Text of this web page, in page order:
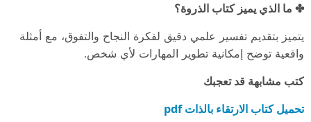
✤ ما الذي يميز كتاب الذروة؟
يتميز بتقديم تفسير علمي دقيق لفكرة النجاح والتفوق، مع أمثلة
واقعية توضح إمكانية تطوير المهارات لأي شخص.
كتب مشابهة قد تعجبك
تحميل كتاب الارتقاء بالذات pdf